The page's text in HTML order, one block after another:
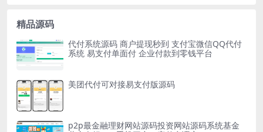
精品源码
代付系统源码 商户提现秒到 支付宝微信QQ代付
系统 易支付单面付 企业付款到零钱平台
美团代付可对接易支付版源码
p2p最金融理财网站源码投资网站源码系统基金